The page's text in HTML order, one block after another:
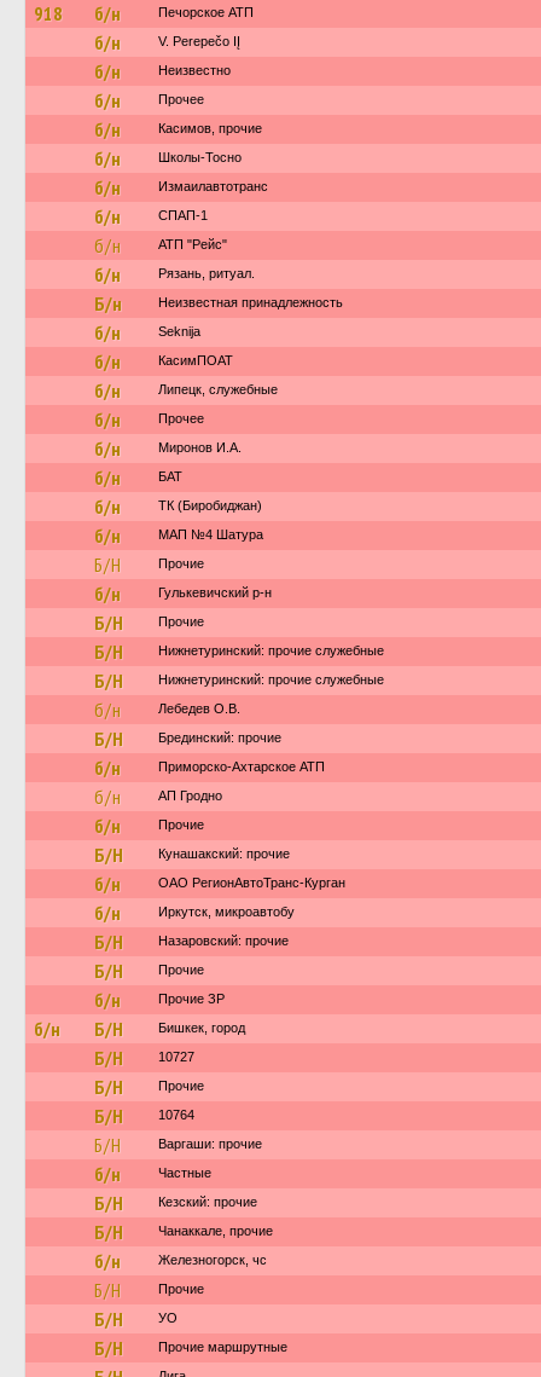
918 б/н Печорское АТП
б/н V. Perepečo IĮ
б/н Неизвестно
б/н Прочее
б/н Касимов, прочие
б/н Школы-Тосно
б/н Измаилавтотранс
б/н СПАП-1
б/н АТП "Рейс"
б/н Рязань, ритуал.
Б/н Неизвестная принадлежность
б/н Seknija
б/н КасимПОАТ
б/н Липецк, служебные
б/н Прочее
б/н Миронов И.А.
б/н БАТ
б/н ТК (Биробиджан)
б/н МАП №4 Шатура
Б/Н Прочие
б/н Гулькевичский р-н
Б/Н Прочие
Б/Н Нижнетуринский: прочие служебные
Б/Н Нижнетуринский: прочие служебные
б/н Лебедев О.В.
Б/Н Брединский: прочие
б/н Приморско-Ахтарское АТП
б/н АП Гродно
б/н Прочие
Б/Н Кунашакский: прочие
б/н ОАО РегионАвтоТранс-Курган
б/н Иркутск, микроавтобу
Б/Н Назаровский: прочие
Б/Н Прочие
б/н Прочие ЗР
б/н Б/Н Бишкек, город
Б/Н 10727
Б/Н Прочие
Б/Н 10764
Б/Н Варгаши: прочие
б/н Частные
Б/Н Кезский: прочие
Б/Н Чанаккале, прочие
б/н Железногорск, чс
Б/Н Прочие
Б/Н УО
Б/Н Прочие маршрутные